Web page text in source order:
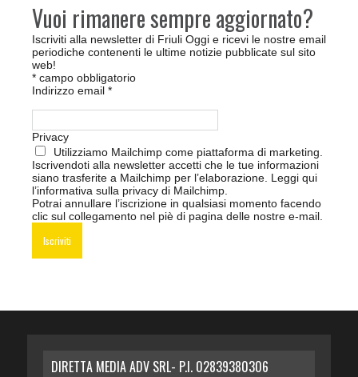
Vuoi rimanere sempre aggiornato?
Iscriviti alla newsletter di Friuli Oggi e ricevi le nostre email
periodiche contenenti le ultime notizie pubblicate sul sito
web!
* campo obbligatorio
Indirizzo email *
Privacy
Utilizziamo Mailchimp come piattaforma di marketing.
Iscrivendoti alla newsletter accetti che le tue informazioni
siano trasferite a Mailchimp per l’elaborazione. Leggi qui
l’informativa sulla privacy di Mailchimp
Potrai annullare l’iscrizione in qualsiasi momento facendo
clic sul collegamento nel piè di pagina delle nostre e-mail.
DIRETTA MEDIA ADV SRL- P.I. 02839380306